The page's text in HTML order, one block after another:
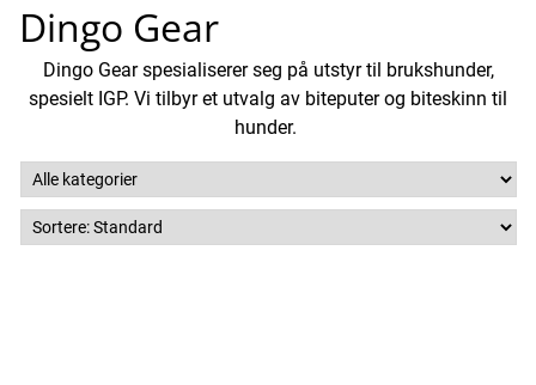
Dingo Gear
Dingo Gear spesialiserer seg på utstyr til brukshunder,
spesielt IGP. Vi tilbyr et utvalg av biteputer og biteskinn til
hunder.